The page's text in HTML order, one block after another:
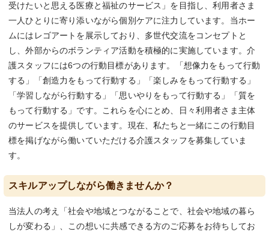
受けたいと思える医療と福祉のサービス」を目指し、利用者さま
一人ひとりに寄り添いながら個別ケアに注力しています。当ホー
ムにはレゴアートを展示しており、多世代交流をコンセプトと
し、外部からのボランティア活動を積極的に実施しています。介
護スタッフには6つの行動目標があります。「想像力をもって行動
する」「創造力をもって行動する」「楽しみをもって行動する」
「学習しながら行動する」「思いやりをもって行動する」「質を
もって行動する」です。これらを心にとめ、日々利用者さま主体
のサービスを提供しています。現在、私たちと一緒にこの行動目
標を掲げながら働いていただける介護スタッフを募集していま
す。
スキルアップしながら働きませんか？
当法人の考え「社会や地域とつながることで、社会や地域の暮ら
しが変わる」、この想いに共感できる方のご応募をお待ちしてお